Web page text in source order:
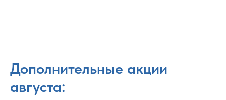
Дополнительные акции
августа: